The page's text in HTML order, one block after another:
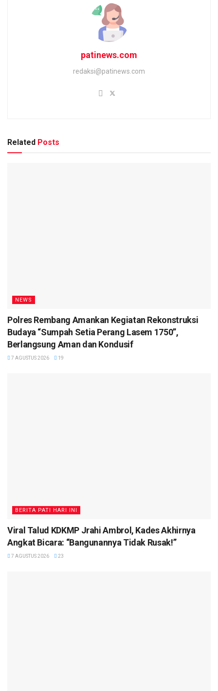
patinews.com
redaksi@patinews.com
Related Posts
NEWS
Polres Rembang Amankan Kegiatan Rekonstruksi
Budaya “Sumpah Setia Perang Lasem 1750”,
Berlangsung Aman dan Kondusif
7 AGUSTUS 2026 19
BERITA PATI HARI INI
Viral Talud KDKMP Jrahi Ambrol, Kades Akhirnya
Angkat Bicara: “Bangunannya Tidak Rusak!”
7 AGUSTUS 2026 23